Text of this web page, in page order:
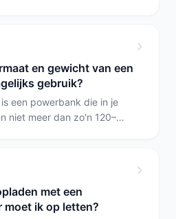
fabrikantgegevens en
de Powerbank
wees
zonder fabrikantinfo,
50000 mAh.
en gewicht van een
gebruik?
een powerbank die in je
niet meer dan zo'n 120–
opladingen nodig hebt en
nog draagbaar accepteert.
met een
moet ik op letten?